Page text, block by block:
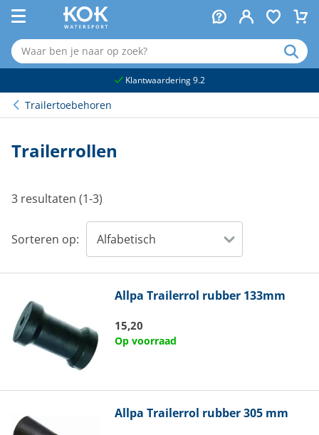
Klantwaardering 9.2
Trailertoebehoren
Trailerrollen
3 resultaten (1-3)
Sorteren op:
Allpa Trailerrol rubber 133mm
15,20
Op voorraad
Allpa Trailerrol rubber 305 mm